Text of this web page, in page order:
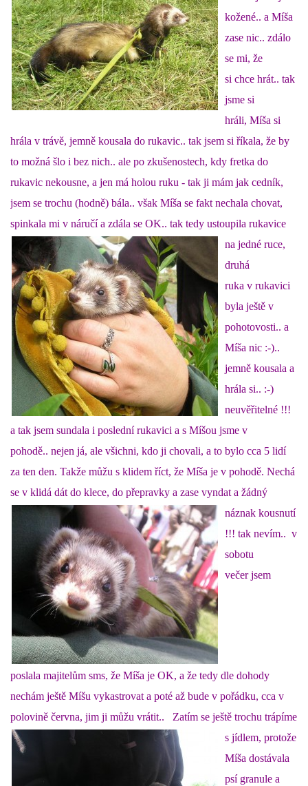
JAK FRETKA BYDLÍ
CESTOVÁNÍ S FRETKOU
KASTRACE
STRAVA
PODPORA
E - S H O P
HISTORIE 2022
O NÁS :-)
VÝROČNÍ ZPRÁVY
KONTAKT
JAK NÁM POMOCI
NAPSALI O NÁS
NATÁČENÍ V TELEVIZI
AKCE
SLUŽBY
HISTORIE - 2010 - 2020
JAK NÁM POMOCI - POMÁHAJÍ NÁM :-)
kožené.. a Míša
zase nic.. zdálo
se mi, že
si chce hrát.. tak
jsme si
hráli, Míša si
hrála v trávě, jemně kousala do rukavic.. tak jsem si říkala, že by
to možná šlo i bez nich.. ale po zkušenostech, kdy fretka do
rukavic nekousne, a jen má holou ruku - tak ji mám jak cedník,
jsem se trochu (hodně) bála.. však Míša se fakt nechala chovat,
spinkala mi v náručí a zdála se OK.. tak tedy ustoupila rukavice
na jedné ruce,
druhá
ruka v rukavici
byla ještě v
pohotovosti.. a
Míša nic :-)..
jemně kousala a
hrála si.. :-)
neuvěřitelné !!!
a tak jsem sundala i poslední rukavici a s Míšou jsme v
pohodě.. nejen já, ale všichni, kdo ji chovali, a to bylo cca 5 lidí
za ten den. Takže můžu s klidem říct, že Míša je v pohodě. Nechá
se v klidá dát do klece, do přepravky a zase vyndat a žádný
náznak kousnutí
!!! tak nevím.. v
sobotu
večer jsem
poslala majitelům sms, že Míša je OK, a že tedy dle dohody
nechám ještě Míšu vykastrovat a poté až bude v pořádku, cca v
polovině června, jim ji můžu vrátit.. Zatím se ještě trochu trápíme
s jídlem, protože
Míša dostávala
psí granule a